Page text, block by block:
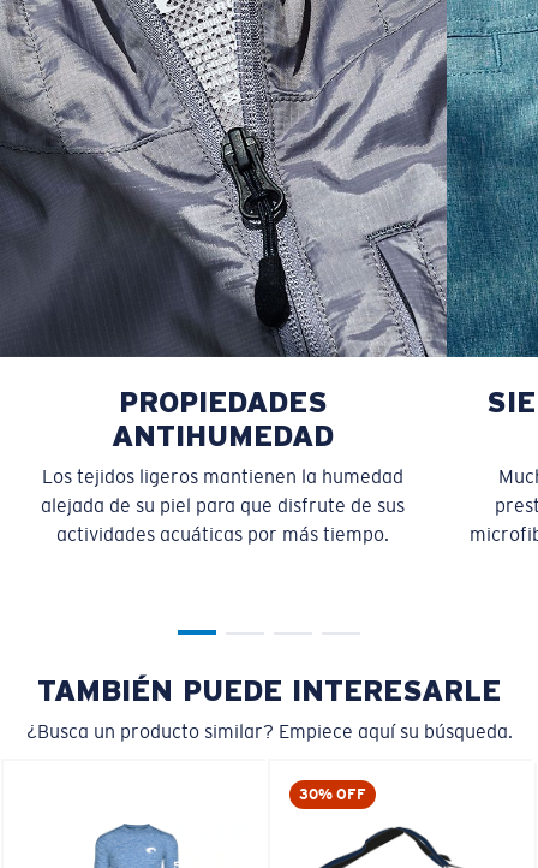
2XL 24 31 3/4 28
PROPIEDADES
ANTIHUMEDAD
Los tejidos ligeros mantienen la humedad
alejada de su piel para que disfrute de sus
actividades acuáticas por más tiempo.
TAMBIÉN PUEDE INTERESARLE
¿Busca un producto similar? Empiece aquí su búsqueda.
30% OFF